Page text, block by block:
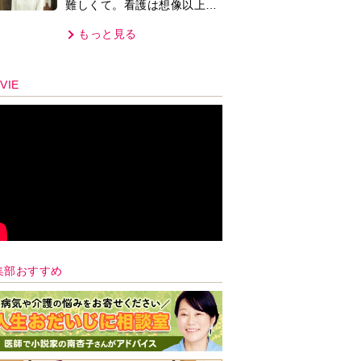
難しくて。看護は想像以上に
もっと見る
部おすすめ